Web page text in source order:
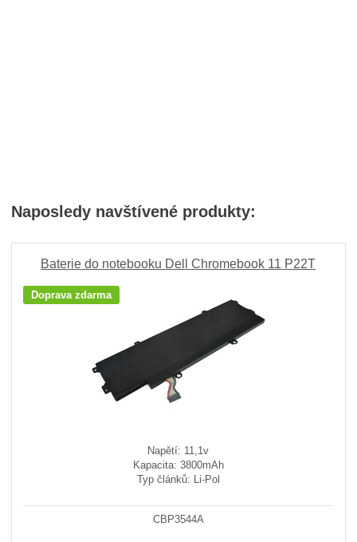
Naposledy navštívené produkty:
Baterie do notebooku Dell Chromebook 11 P22T
Doprava zdarma
Napětí: 11,1v
Kapacita: 3800mAh
Typ článků: Li-Pol
CBP3544A